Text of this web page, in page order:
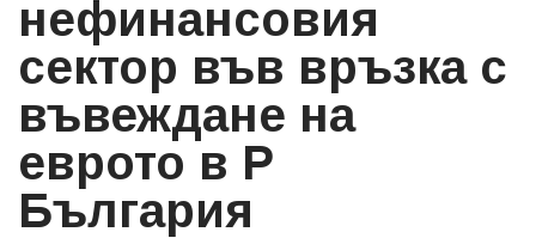
нефинансовия
сектор във връзка с
въвеждане на
еврото в Р
България